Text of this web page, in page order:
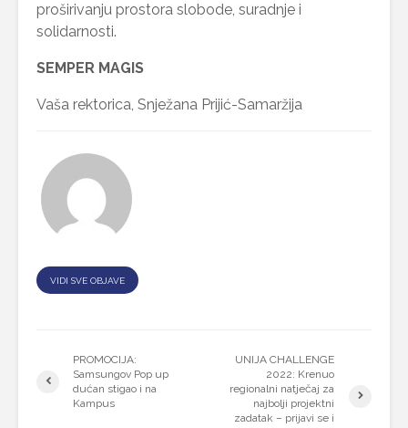
proširivanju prostora slobode, suradnje i
solidarnosti.
SEMPER MAGIS
Vaša rektorica, Snježana Prijić-Samaržija
VIDI SVE OBJAVE
PROMOCIJA:
Samsungov Pop up
dućan stigao i na
Kampus
UNIJA CHALLENGE
2022: Krenuo
regionalni natječaj za
najbolji projektni
zadatak – prijavi se i